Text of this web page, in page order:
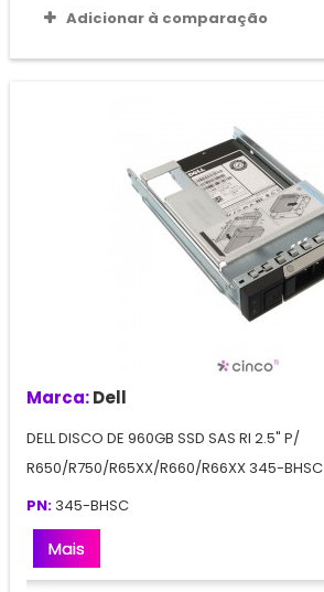
Adicionar à comparação
Marca:Dell
DELL DISCO DE 960GB SSD SAS RI 2.5" P/
R650/R750/R65XX/R660/R66XX 345-BHSC
PN: 345-BHSC
Mais